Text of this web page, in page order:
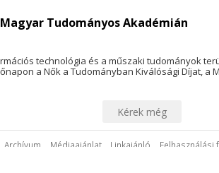
Tudományos Akadémián
technológia és a műszaki tudományok
a Nők a Tudományban Kiválósági Díjat, a
Kérek még
Archívum Médiaajánlat Linkajánló Felhasználási